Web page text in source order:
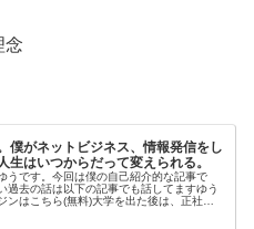
念
僕がネットビジネス、情報発信をし
生はいつからだって変えられる。
うです。今回は僕の自己紹介的な記事で
過去の話は以下の記事でも話してますゆう
ンはこちら(無料)大学を出た後は、正社員